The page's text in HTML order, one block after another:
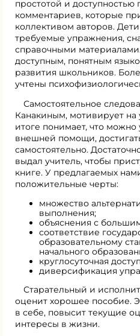
простотой и
комментариев, которые
коллективом авторов.
требуемые упражнения,
справочными
доступным, понятным
развития школьников.
учтены
Самостоятельное
Канакиным, мотивирует на
итоге понимает, что
внешней помощи,
самостоятельно.
выдал учитель, чтобы
книге. У предлагаемых
положительные черты:
множество
выполнения;
объяснения с
соответствие
образовательному
начального
круглосуточная
диверсификация
Старательный и
оценит хорошее пособие.
в себе, повысит текущие
интересы в жизни.